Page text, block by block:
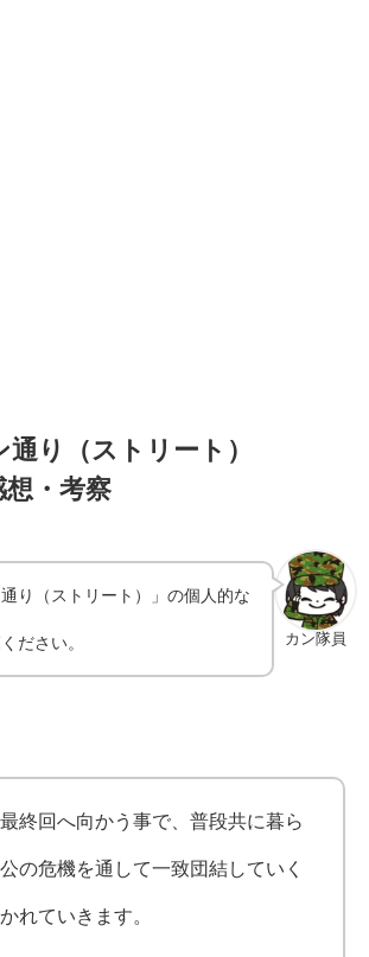
り（ストリート）
・考察
カン隊員
り（ストリート）」の個人的な
ださい。
終回へ向かう事で、普段共に暮ら
の危機を通して一致団結していく
れていきます。